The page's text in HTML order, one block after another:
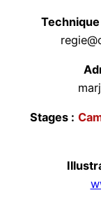
Stages :